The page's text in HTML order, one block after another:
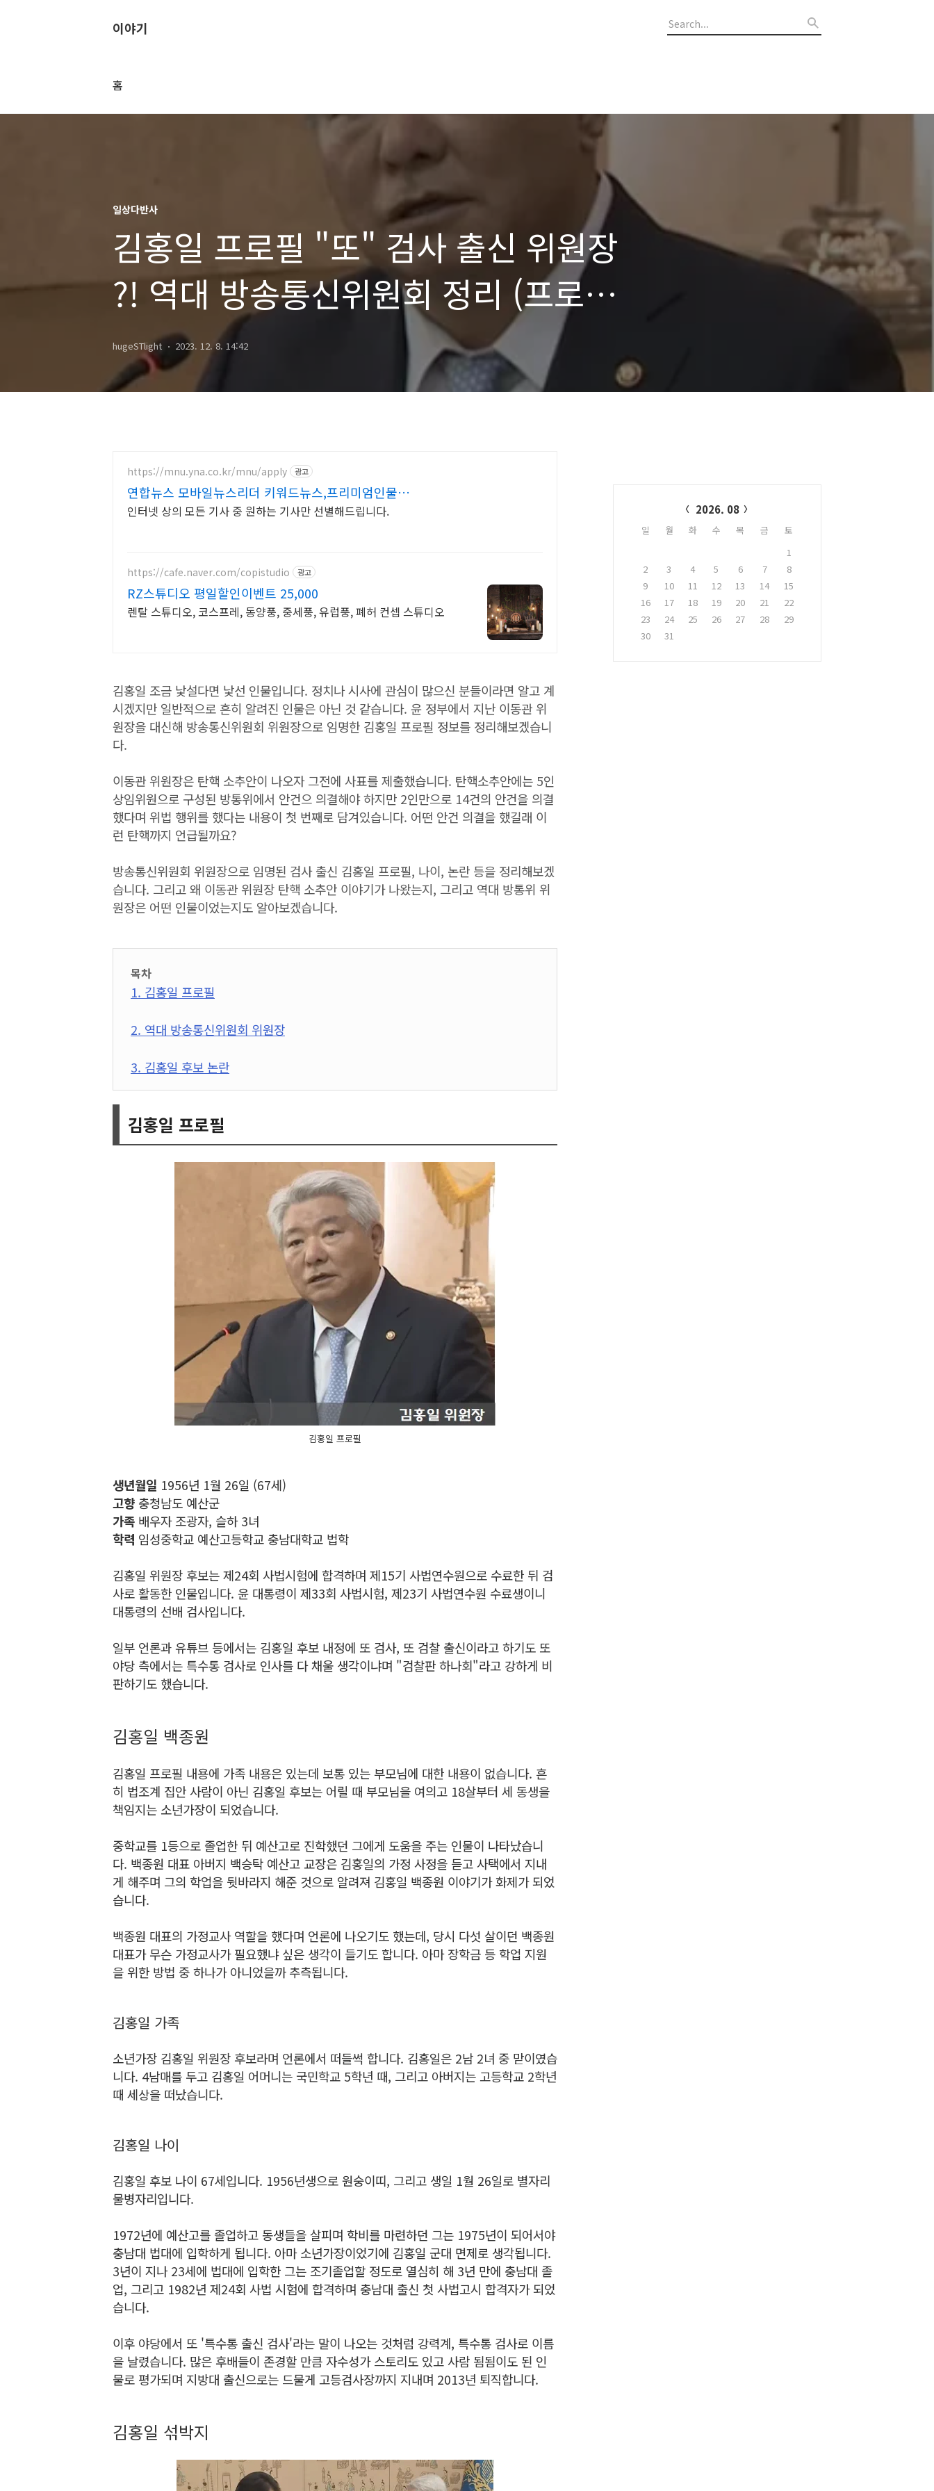
이야기
홈
일상다반사
김홍일 프로필 "또" 검사 출신 위원장
?! 역대 방송통신위원회 정리 (프로필
나이 가족 논란 정보)
hugeSTlight 2023. 12. 8. 14:42
https://mnu.yna.co.kr/mnu/apply 광고
연합뉴스 모바일뉴스리더 키워드뉴스,프리미엄인물검
색
인터넷 상의 모든 기사 중 원하는 기사만 선별해드립니다.
https://cafe.naver.com/copistudio 광고
RZ스튜디오 평일할인이벤트 25,000
렌탈 스튜디오, 코스프레, 동양풍, 중세풍, 유럽풍, 폐허 컨셉 스튜디오
김홍일 조금 낯설다면 낯선 인물입니다. 정치나 시사에 관심이 많으신 분들이라면 알고 계
시겠지만 일반적으로 흔히 알려진 인물은 아닌 것 같습니다. 윤 정부에서 지난 이동관 위
원장을 대신해 방송통신위원회 위원장으로 임명한 김홍일 프로필 정보를 정리해보겠습니
다.
이동관 위원장은 탄핵 소추안이 나오자 그전에 사표를 제출했습니다. 탄핵소추안에는 5인
상임위원으로 구성된 방통위에서 안건으 의결해야 하지만 2인만으로 14건의 안건을 의결
했다며 위법 행위를 했다는 내용이 첫 번째로 담겨있습니다. 어떤 안건 의결을 했길래 이
런 탄핵까지 언급될까요?
방송통신위원회 위원장으로 임명된 검사 출신 김홍일 프로필, 나이, 논란 등을 정리해보겠
습니다. 그리고 왜 이동관 위원장 탄핵 소추안 이야기가 나왔는지, 그리고 역대 방통위 위
원장은 어떤 인물이었는지도 알아보겠습니다.
목차
1. 김홍일 프로필
2. 역대 방송통신위원회 위원장
3. 김홍일 후보 논란
김홍일 프로필
김홍일 프로필
생년월일 1956년 1월 26일 (67세)
고향 충청남도 예산군
가족 배우자 조광자, 슬하 3녀
학력 임성중학교 예산고등학교 충남대학교 법학
김홍일 위원장 후보는 제24회 사법시험에 합격하며 제15기 사법연수원으로 수료한 뒤 검
사로 활동한 인물입니다. 윤 대통령이 제33회 사법시험, 제23기 사법연수원 수료생이니
대통령의 선배 검사입니다.
일부 언론과 유튜브 등에서는 김홍일 후보 내정에 또 검사, 또 검찰 출신이라고 하기도 또
야당 측에서는 특수통 검사로 인사를 다 채울 생각이냐며 "검찰판 하나회"라고 강하게 비
판하기도 했습니다.
김홍일 백종원
김홍일 프로필 내용에 가족 내용은 있는데 보통 있는 부모님에 대한 내용이 없습니다. 흔
히 법조계 집안 사람이 아닌 김홍일 후보는 어릴 때 부모님을 여의고 18살부터 세 동생을
책임지는 소년가장이 되었습니다.
중학교를 1등으로 졸업한 뒤 예산고로 진학했던 그에게 도움을 주는 인물이 나타났습니
다. 백종원 대표 아버지 백승탁 예산고 교장은 김홍일의 가정 사정을 듣고 사택에서 지내
게 해주며 그의 학업을 뒷바라지 해준 것으로 알려져 김홍일 백종원 이야기가 화제가 되었
습니다.
백종원 대표의 가정교사 역할을 했다며 언론에 나오기도 했는데, 당시 다섯 살이던 백종원
대표가 무슨 가정교사가 필요했냐 싶은 생각이 들기도 합니다. 아마 장학금 등 학업 지원
을 위한 방법 중 하나가 아니었을까 추측됩니다.
김홍일 가족
소년가장 김홍일 위원장 후보라며 언론에서 떠들썩 합니다. 김홍일은 2남 2녀 중 맏이였습
니다. 4남매를 두고 김홍일 어머니는 국민학교 5학년 때, 그리고 아버지는 고등학교 2학년
때 세상을 떠났습니다.
김홍일 나이
김홍일 후보 나이 67세입니다. 1956년생으로 원숭이띠, 그리고 생일 1월 26일로 별자리
물병자리입니다.
1972년에 예산고를 졸업하고 동생들을 살피며 학비를 마련하던 그는 1975년이 되어서야
충남대 법대에 입학하게 됩니다. 아마 소년가장이었기에 김홍일 군대 면제로 생각됩니다.
3년이 지나 23세에 법대에 입학한 그는 조기졸업할 정도로 열심히 해 3년 만에 충남대 졸
업, 그리고 1982년 제24회 사법 시험에 합격하며 충남대 출신 첫 사법고시 합격자가 되었
습니다.
이후 야당에서 또 '특수통 출신 검사'라는 말이 나오는 것처럼 강력계, 특수통 검사로 이름
을 날렸습니다. 많은 후배들이 존경할 만큼 자수성가 스토리도 있고 사람 됨됨이도 된 인
물로 평가되며 지방대 출신으로는 드물게 고등검사장까지 지내며 2013년 퇴직합니다.
김홍일 섞박지
2026. 08
일 월 화 수 목 금
토
1
2
3 4 5 6 7
8
9
10 11 12 13 14
15
16
17 18 19 20 21
22
23
24 25 26 27 28
29
30
31